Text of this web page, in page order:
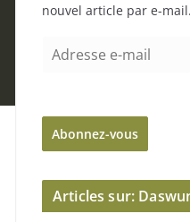
nouvel article par e-mail.
e
e
Abonnez-vous
Articles sur: